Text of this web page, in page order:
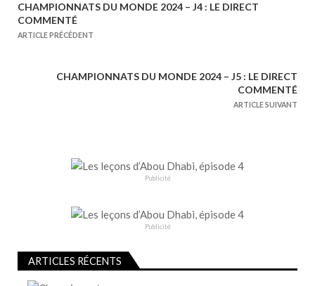
N
a
’
a
CHAMPIONNATS DU MONDE 2024 – J4 : LE DIRECT
COMMENTÉ
ARTICLE PRÉCÉDENT
CHAMPIONNATS DU MONDE 2024 – J5 : LE DIRECT
COMMENTÉ
ARTICLE SUIVANT
Publicité
Publicité
ARTICLES RÉCENTS